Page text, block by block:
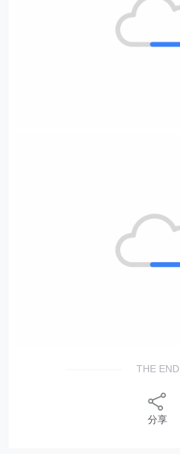
THE END
分享